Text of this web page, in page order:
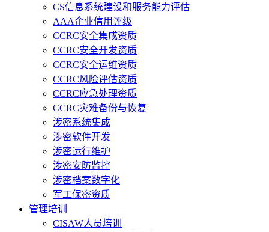
CS信息系统建设和服务能力评估
AAA企业信用评级
CCRC安全集成资质
CCRC安全开发资质
CCRC安全运维资质
CCRC风险评估资质
CCRC应急处理资质
CCRC灾难备份与恢复
涉密系统集成
涉密软件开发
涉密运行维护
涉密安防监控
涉密档案数字化
军工保密资质
管理培训
CISAW人员培训